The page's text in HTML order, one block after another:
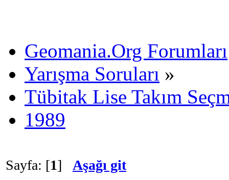
Geomania.Org Forumları
Yarışma Soruları »
Tübitak Lise Takım
1989
Sayfa: [1] Aşağı git